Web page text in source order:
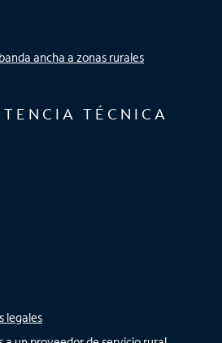
ancha a zonas rurales
TÉCNICA
legales